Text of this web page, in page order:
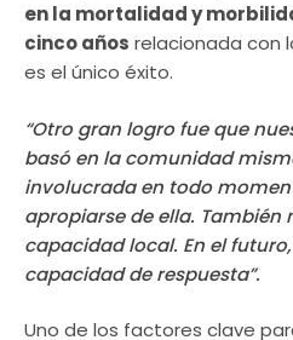
en la mortalidad y
cinco años relacionada con
es el único éxito.
“Otro gran logro fue que
basó en la comunidad
involucrada en todo
apropiarse de ella. También
capacidad local. En el
capacidad de respuesta”.
Uno de los factores clave